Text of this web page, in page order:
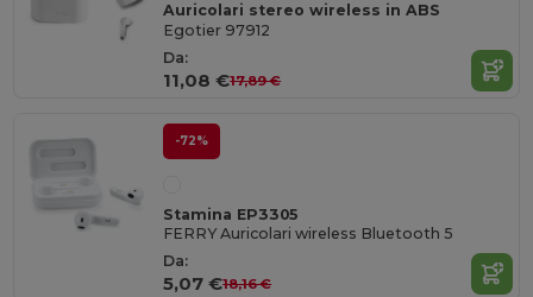
Auricolari stereo wireless in ABS
Egotier 97912
Da:
11,08 €17,89 €
-72%
Stamina EP3305
FERRY Auricolari wireless Bluetooth 5
Da:
5,07 €18,16 €